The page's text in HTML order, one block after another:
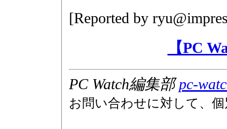
[Reported by
【PC
PC Watch編集部pc-
お問い合わせに対して、